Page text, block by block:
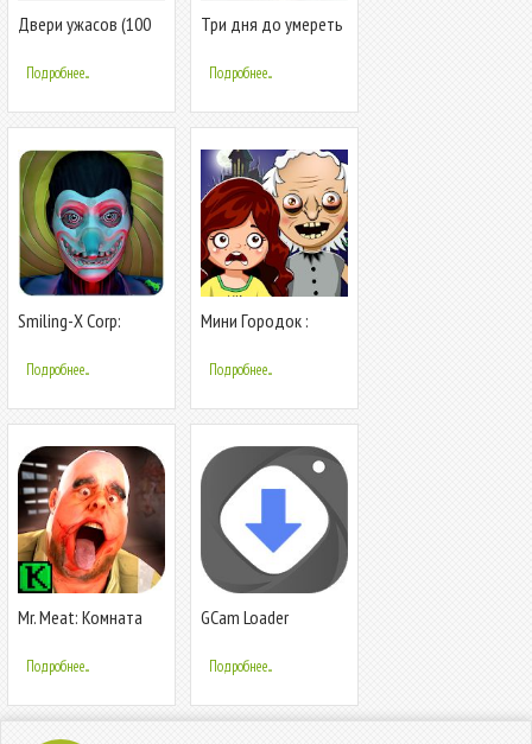
Двери ужасов (100
Подробнее...
Три дня до умереть
Подробнее...
Smiling-X Corp:
ужасов
Подробнее...
Мини Городок :
бабуля дом
Подробнее...
Mr. Meat: Комната
головоломка
Подробнее...
GCam Loader
Подробнее...